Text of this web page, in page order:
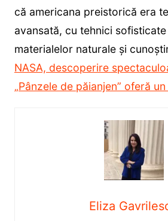
că americana preistorică era
avansată, cu tehnici
materialelor naturale și
NASA, descoperire
„Pânzele de păianjen” oferă
Eliza